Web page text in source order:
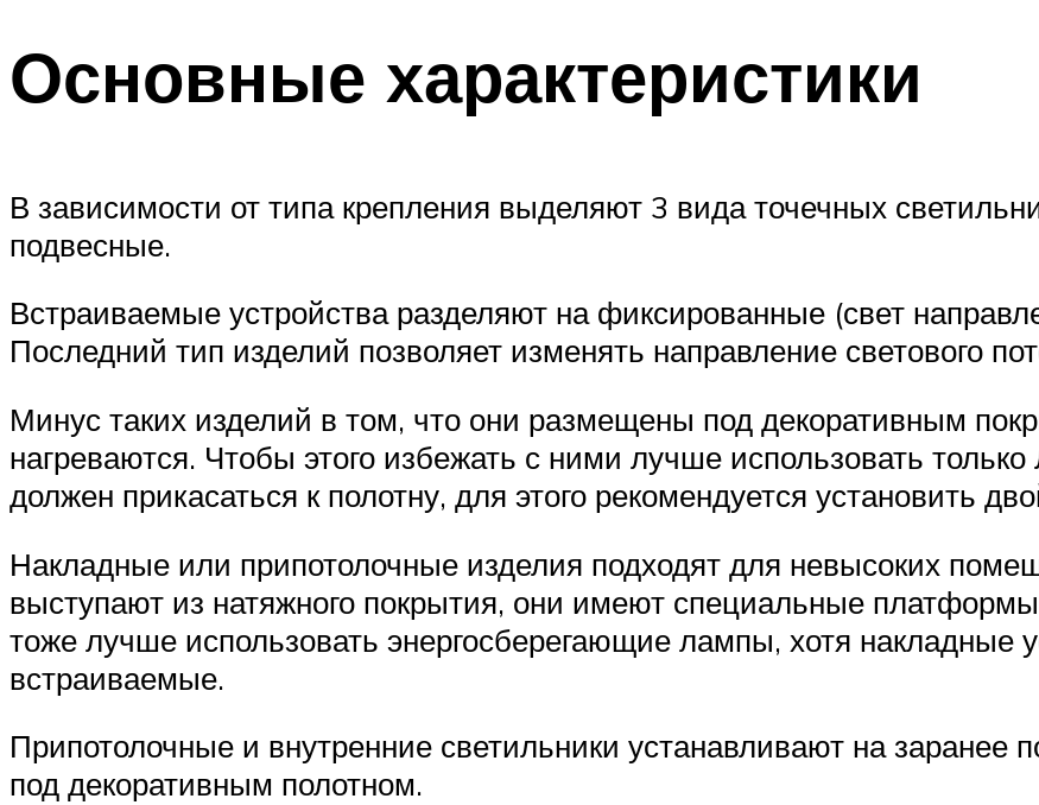
Основные характеристики
В зависимости от типа крепления выделяют 3 вида точечных
подвесные.
Встраиваемые устройства разделяют на фиксированные (свет
Последний тип изделий позволяет изменять направление светового
Минус таких изделий в том, что они размещены под декоративным
нагреваются. Чтобы этого избежать с ними лучше использовать
должен прикасаться к полотну, для этого рекомендуется установить
Накладные или припотолочные изделия подходят для невысоких
выступают из натяжного покрытия, они имеют специальные
тоже лучше использовать энергосберегающие лампы, хотя накладные
встраиваемые.
Припотолочные и внутренние светильники устанавливают на заранее
под декоративным полотном.